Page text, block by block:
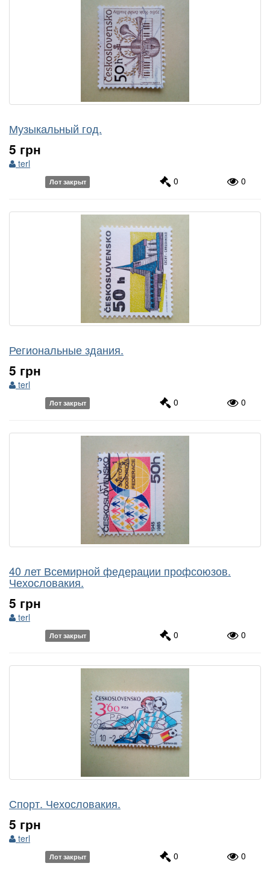
Музыкальный год.
5 грн
terl
Лот закрыт 0 0
Региональные здания.
5 грн
terl
Лот закрыт 0 0
40 лет Всемирной федерации профсоюзов.
Чехословакия.
5 грн
terl
Лот закрыт 0 0
Спорт. Чехословакия.
5 грн
terl
Лот закрыт 0 0